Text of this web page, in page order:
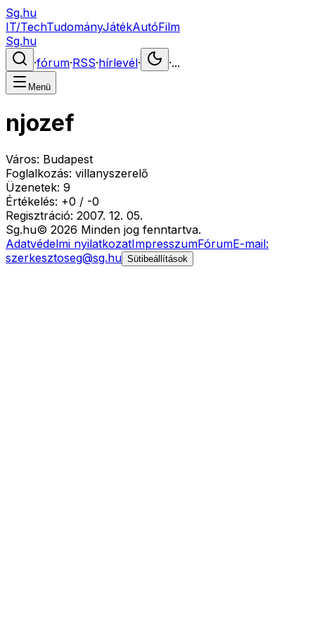
Sg.hu
IT/TechTudományJátékAutóFilm
Sg.hu
·fórum·RSS·hírlevél· ·...
Menü
njozef
Város: Budapest
Foglalkozás: villanyszerelő
Üzenetek: 9
Értékelés: +0 / -0
Regisztráció: 2007. 12. 05.
Sg.hu© 2026 Minden jog fenntartva.
Adatvédelmi nyilatkozatImpresszumFórumE-mail:
szerkesztoseg@sg.hu Sütibeállítások